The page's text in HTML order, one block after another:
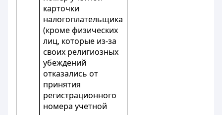
карточки
налогоплательщика
(кроме физических
лиц, которые из-за
своих религиозных
убеждений
отказались от
принятия
регистрационного
номера учетной